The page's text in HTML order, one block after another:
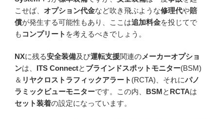
こせば、 オプション代金など吹き飛ぶような修理代や賠
償が発生する可能性もあり、ここは追加料金を投じてで
も コンプリート を考えるべきでしょう。
NXに残る安全装備及び運転支援関連のメーカーオプショ
ンは、 ITS Connectと ブラインドスポットモニター(BSM)
＆ リヤクロストラフィックアラート (RCTA)、それにパノ
ラミックビューモニターです。この内、 BSMと RCTAは
セット装着の設定になっています。